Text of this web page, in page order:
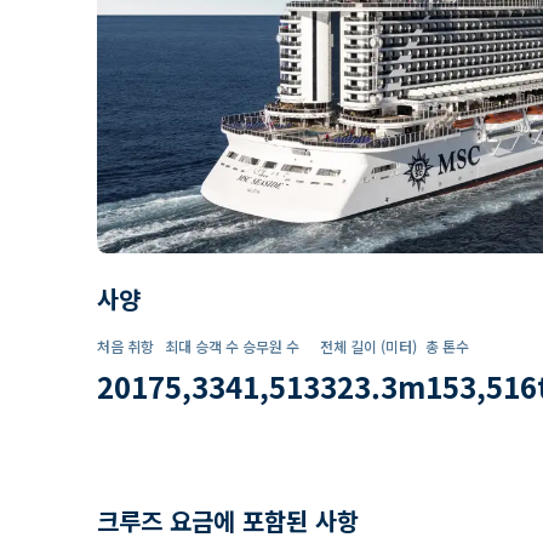
사양
처음 취항
2017
최대 승객 수
5,334
승무원 수
1,513
전체 길이 (미터)
323.3m
총 톤수
153,516
크루즈 요금에 포함된 사항